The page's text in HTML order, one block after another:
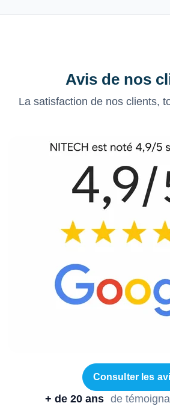
Avis de nos
La satisfaction de nos clients,
Consulter les
+ de 20 ans de